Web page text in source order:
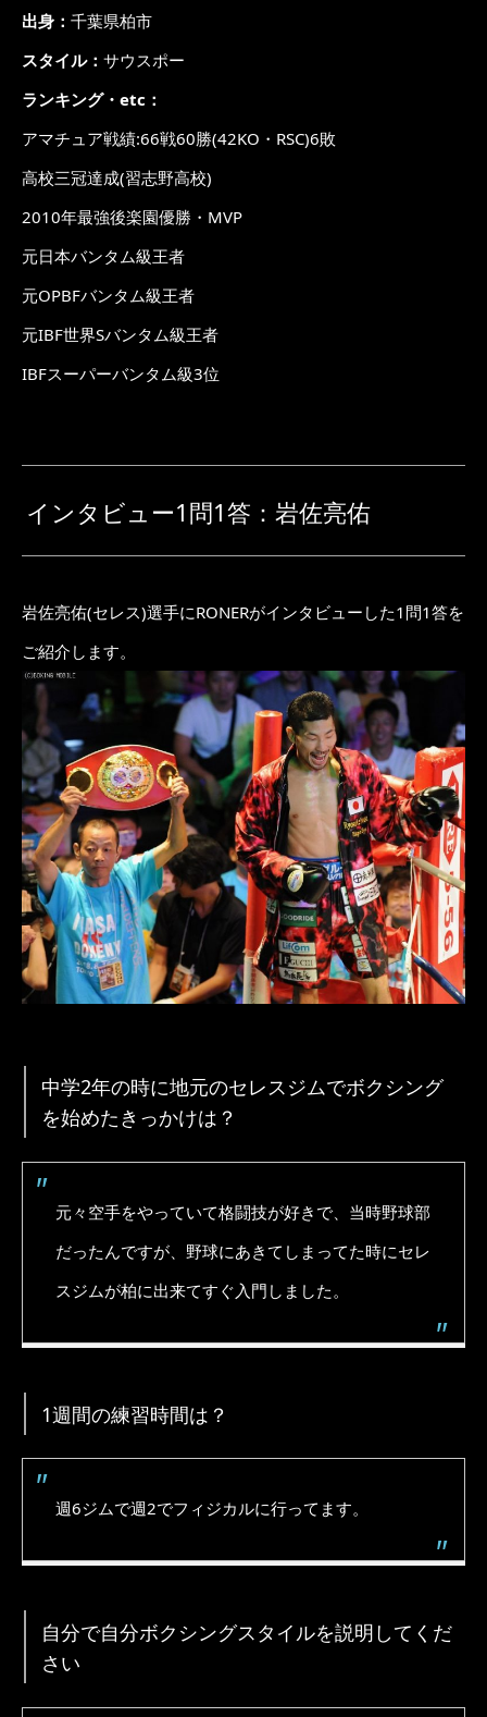
出身： 千葉県柏市
スタイル： サウスポー
ランキング・etc：
アマチュア戦績:66戦60勝(42KO・RSC)6敗
高校三冠達成(習志野高校)
2010年最強後楽園優勝・MVP
元日本バンタム級王者
元OPBFバンタム級王者
元IBF世界Sバンタム級王者
IBFスーパーバンタム級3位
インタビュー1問1答：岩佐亮佑
岩佐亮佑(セレス)選手にRONERがインタビューした1問1答を
ご紹介します。
中学2年の時に地元のセレスジムでボクシング
を始めたきっかけは？
元々空手をやっていて格闘技が好きで、当時野球部
だったんですが、野球にあきてしまってた時にセレ
スジムが柏に出来てすぐ入門しました。
1週間の練習時間は？
週6ジムで週2でフィジカルに行ってます。
自分で自分ボクシングスタイルを説明してくだ
さい